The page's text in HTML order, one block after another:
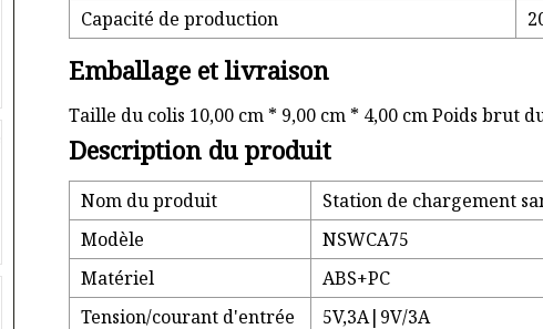
Capacité de production
Emballage et livraison
Taille du colis 10,00 cm * 9,00 cm * 4,00 cm Poids brut
Description du produit
Nom du produit
Station de chargement
Modèle
NSWCA75
Matériel
ABS+PC
Tension/courant d'entrée
5V,3A|9V/3A